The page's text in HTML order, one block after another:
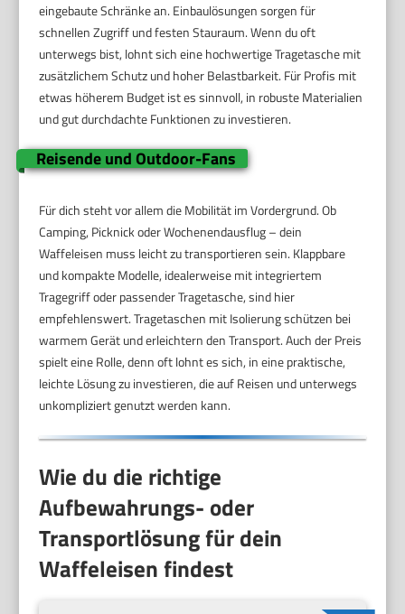
eingebaute Schränke an. Einbaulösungen sorgen für
schnellen Zugriff und festen Stauraum. Wenn du oft
unterwegs bist, lohnt sich eine hochwertige Tragetasche mit
zusätzlichem Schutz und hoher Belastbarkeit. Für Profis mit
etwas höherem Budget ist es sinnvoll, in robuste Materialien
und gut durchdachte Funktionen zu investieren.
Reisende und Outdoor-Fans
Für dich steht vor allem die Mobilität im Vordergrund. Ob
Camping, Picknick oder Wochenendausflug – dein
Waffeleisen muss leicht zu transportieren sein. Klappbare
und kompakte Modelle, idealerweise mit integriertem
Tragegriff oder passender Tragetasche, sind hier
empfehlenswert. Tragetaschen mit Isolierung schützen bei
warmem Gerät und erleichtern den Transport. Auch der Preis
spielt eine Rolle, denn oft lohnt es sich, in eine praktische,
leichte Lösung zu investieren, die auf Reisen und unterwegs
unkompliziert genutzt werden kann.
Wie du die richtige
Aufbewahrungs- oder
Transportlösung für dein
Waffeleisen findest